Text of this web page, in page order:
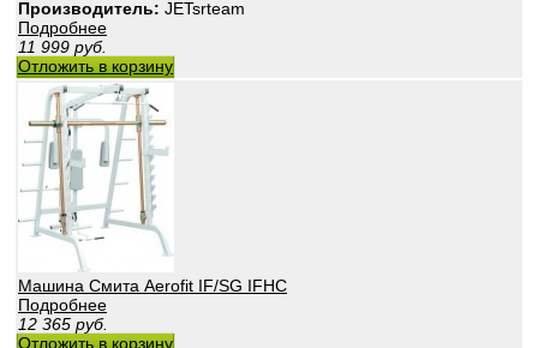
Производитель: JETsrteam
Подробнее
11 999 руб.
Отложить в корзину
Машина Смита Aerofit IF/SG IFHC
Подробнее
12 365 руб.
Отложить в корзину